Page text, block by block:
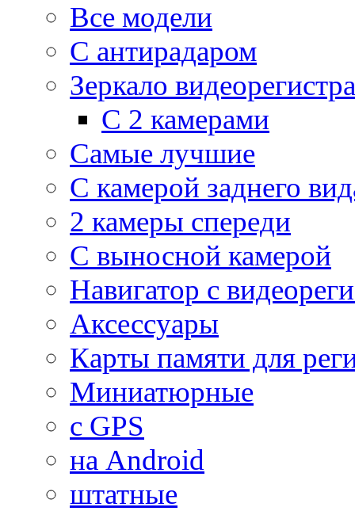
Все модели
C антирадаром
Зеркало
С 2 камерами
Самые лучшие
С камерой заднего
2 камеры спереди
С выносной камерой
Навигатор с
Аксессуары
Карты памяти для
Миниатюрные
с GPS
на Android
штатные